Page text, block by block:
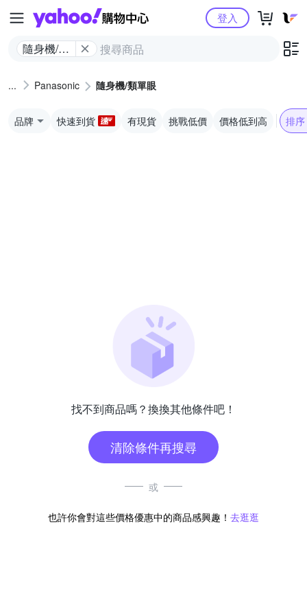
Yahoo購物中心
隨身機/類
登入
Panasonic 隨身機/類單眼
品牌 快速到貨 有現貨 挑戰低價 價格低到高 排序
找不到商品嗎？換換其他條件吧！
清除條件再搜尋
或
也許你會對這些價格優惠中的商品感興趣！ 去逛逛